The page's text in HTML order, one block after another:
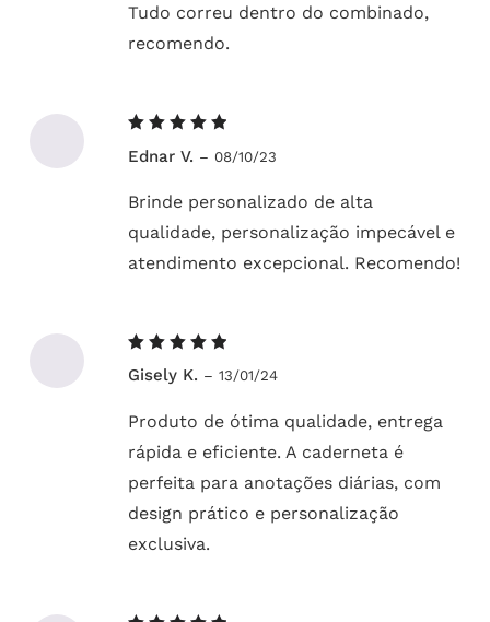
Tudo correu dentro do combinado,
recomendo.
5de 5
Ednar V. – 08/10/23
Brinde personalizado de alta
qualidade, personalização impecável e
atendimento excepcional. Recomendo!
5de 5
Gisely K. – 13/01/24
Produto de ótima qualidade, entrega
rápida e eficiente. A caderneta é
perfeita para anotações diárias, com
design prático e personalização
exclusiva.